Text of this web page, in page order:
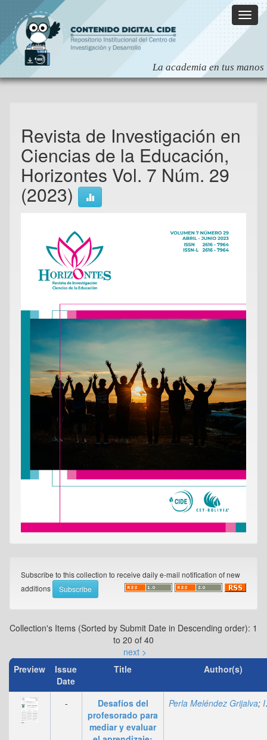
navigation
Revista de Investigación en
Ciencias de la Educación,
Horizontes Vol. 7 Núm. 29
(2023)
Subscribe to this collection to receive daily e-mail notification of new
additions
Collection's Items (Sorted by Submit Date in Descending order): 1
to 20 of 40
next >
Preview
Issue
Date
Title Author(s)
-
Desafíos del
profesorado para
mediar y evaluar
Perla Meléndez Grijalva; Imelda Denisse Avilés Domínguez